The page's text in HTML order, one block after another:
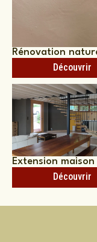
Rénovation
Découvrir
Extension
Découvrir